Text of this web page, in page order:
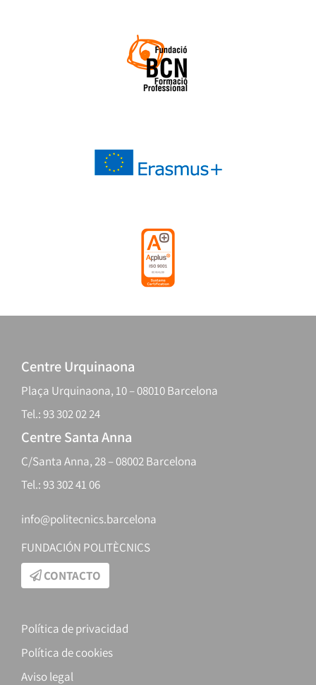
Centre Urquinaona
Plaça Urquinaona, 10 – 08010 Barcelona
Tel.: 93 302 02 24
Centre Santa Anna
C/Santa Anna, 28 – 08002 Barcelona
Tel.: 93 302 41 06
info@politecnics.barcelona
FUNDACIÓN POLITÈCNICS
CONTACTO
Política de privacidad
Política de cookies
Aviso legal